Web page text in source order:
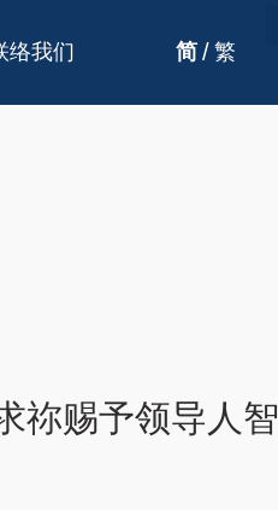
络我们 简 / 繁
祢赐予领导人智